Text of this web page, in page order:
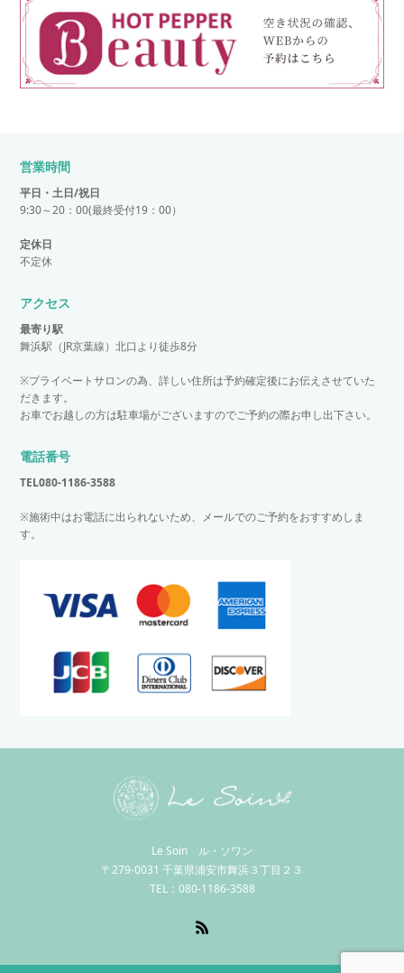
営業時間
平日・土日/祝日
9:30～20：00(最終受付19：00）
定休日
不定休
アクセス
最寄り駅
舞浜駅（JR京葉線）北口より徒歩8分
※プライベートサロンの為、詳しい住所は予約確定後にお伝えさせていた
だきます。
お車でお越しの方は駐車場がございますのでご予約の際お申し出下さい。
電話番号
TEL080-1186-3588
※施術中はお電話に出られないため、メールでのご予約をおすすめしま
す。
Le Soin ル・ソワン
〒279-0031 千葉県浦安市舞浜３丁目２３
TEL：080-1186-3588